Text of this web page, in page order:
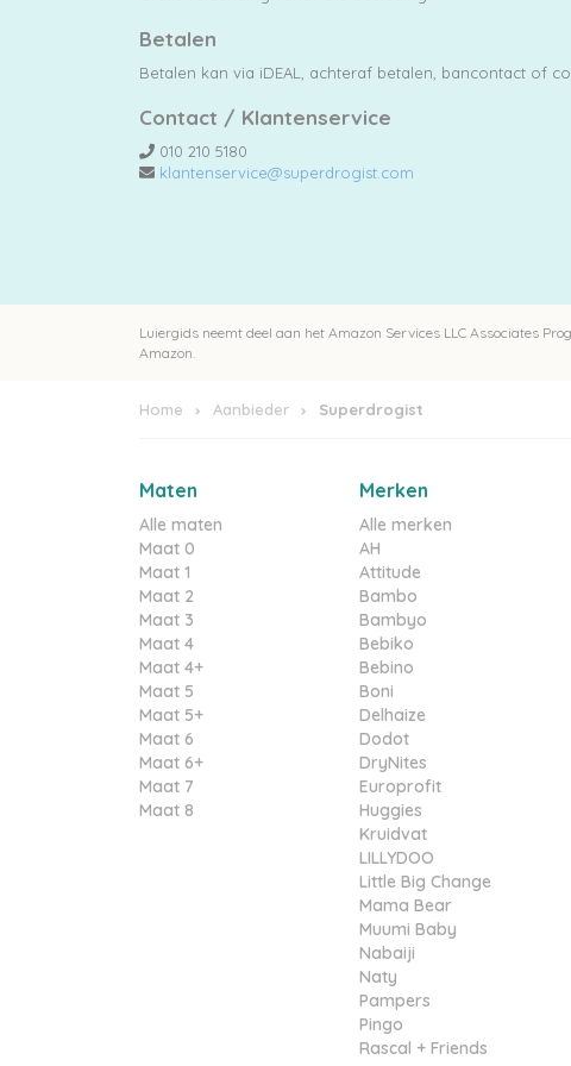
vergelijken
Betalen
Betalen kan via iDEAL, achteraf betalen, bancontact of
Contact / Klantenservice
010 210 5180
klantenservice@superdrogist.com
Luiergids neemt deel aan het Amazon Services LLC Associates
Amazon.
Home Aanbieder Superdrogist
Maten
Alle maten
Maat 0
Maat 1
Maat 2
Maat 3
Maat 4
Maat 4+
Maat 5
Maat 5+
Maat 6
Maat 6+
Maat 7
Maat 8
Merken
Alle merken
AH
Attitude
Bambo
Bambyo
Bebiko
Bebino
Boni
Delhaize
Dodot
DryNites
Europrofit
Huggies
Kruidvat
LILLYDOO
Little Big Change
Mama Bear
Muumi Baby
Nabaiji
Naty
Pampers
Pingo
Rascal + Friends